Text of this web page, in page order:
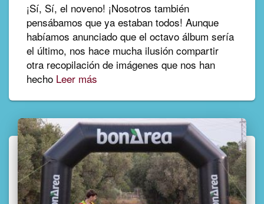
¡Sí, Sí, el noveno! ¡Nosotros también
pensábamos que ya estaban todos! Aunque
habíamos anunciado que el octavo álbum sería
el último, nos hace mucha ilusión compartir
otra recopilación de imágenes que nos han
hecho Leer más